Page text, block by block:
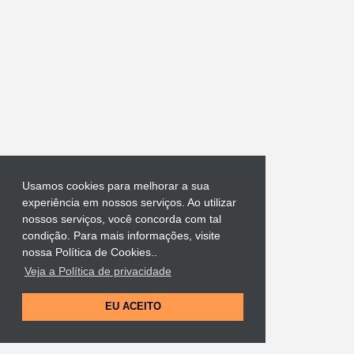
Usamos cookies para melhorar a sua
experiência em nossos serviços. Ao utilizar
nossos serviços, você concorda com tal
condição. Para mais informações, visite
nossa Política de Cookies..
Veja a Política de privacidade
EU ACEITO